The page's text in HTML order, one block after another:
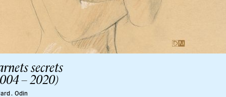
secrets
– 2020)
. Odin